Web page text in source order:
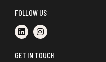
FOLLOW US
GET IN TOUCH